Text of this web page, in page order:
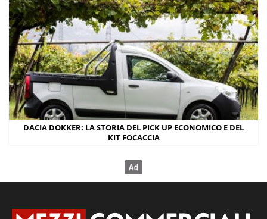
r
e
n
)
DACIA DOKKER: LA STORIA DEL PICK UP ECONOMICO E DEL
KIT FOCACCIA